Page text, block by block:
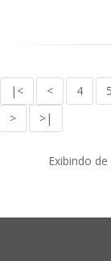
|< < 4 5
>
>|
Exibindo